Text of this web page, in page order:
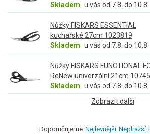
Skladem u vás od 7.8. do 10.8.
Nůžky FISKARS ESSENTIAL
kuchařské 27cm 1023819
Skladem u vás od 7.8. do 10.8.
Nůžky FISKARS FUNCTIONAL
ReNew univerzální 21cm
Skladem u vás od 7.8. do 10.8.
Zobrazit další
Doporučujeme Nejlevnější Nejdražší